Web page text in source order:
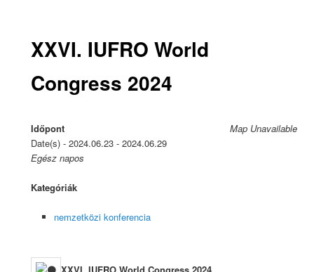
XXVI. IUFRO World
Congress 2024
Map Unavailable
Időpont
Date(s) - 2024.06.23 - 2024.06.29
Egész napos
Kategóriák
nemzetközi konferencia